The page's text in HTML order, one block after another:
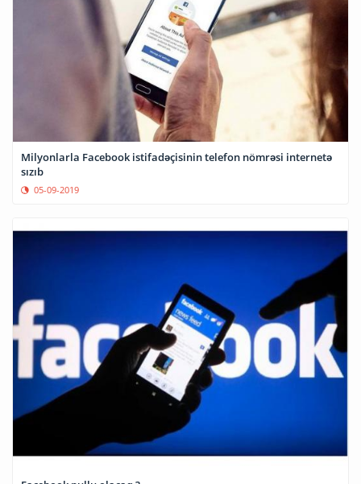
Milyonlarla Facebook istifadəçisinin telefon nömrəsi internetə
sızıb
05-09-2019